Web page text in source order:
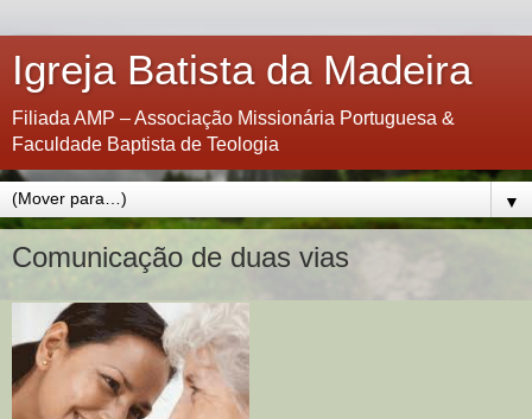
Igreja Batista da Madeira
Filiada AMP – Associação Missionária Portuguesa &
Faculdade Baptista de Teologia
▼
Comunicação de duas vias